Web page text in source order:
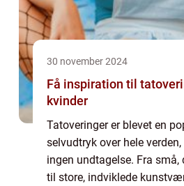
30 november 2024
Få inspiration til
kvinder
Tatoveringer er blevet en
selvudtryk over hele
ingen undtagelse. Fra små,
til store, indviklede